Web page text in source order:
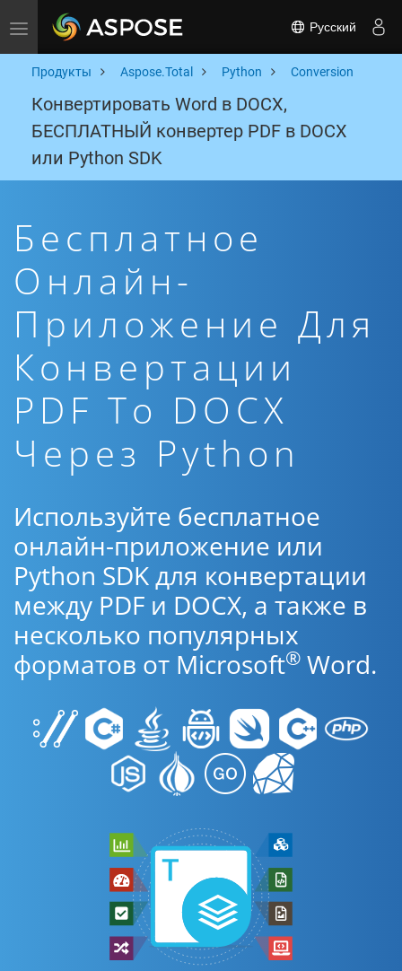
Toggle navigation Русский
Продукты Aspose.Total Python Conversion
Конвертировать Word в DOCX,
БЕСПЛАТНЫЙ конвертер PDF в DOCX
или Python SDK
Бесплатное
Онлайн-
Приложение Для
Конвертации
PDF To DOCX
Через Python
Используйте бесплатное
онлайн-приложение или
Python SDK для конвертации
между PDF и DOCX, а также в
несколько популярных
форматов от Microsoft® Word.